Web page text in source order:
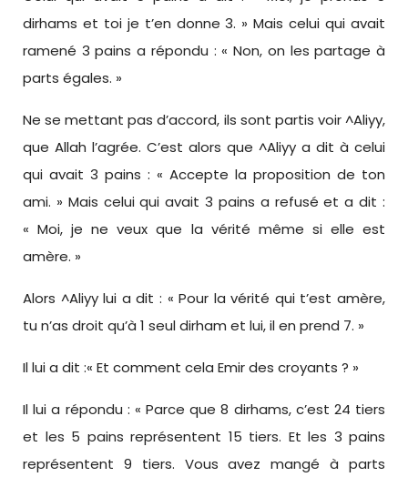
dirhams et toi je t’en donne 3. » Mais celui qui avait
ramené 3 pains a répondu : « Non, on les partage à
parts égales. »
Ne se mettant pas d’accord, ils sont partis voir ^Aliyy,
que Allah l’agrée. C’est alors que ^Aliyy a dit à celui
qui avait 3 pains : « Accepte la proposition de ton
ami. » Mais celui qui avait 3 pains a refusé et a dit :
« Moi, je ne veux que la vérité même si elle est
amère. »
Alors ^Aliyy lui a dit : « Pour la vérité qui t’est amère,
tu n’as droit qu’à 1 seul dirham et lui, il en prend 7. »
Il lui a dit :« Et comment cela Emir des croyants ? »
Il lui a répondu : « Parce que 8 dirhams, c’est 24 tiers
et les 5 pains représentent 15 tiers. Et les 3 pains
représentent 9 tiers. Vous avez mangé à parts